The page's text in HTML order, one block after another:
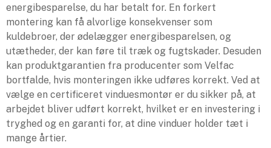
energibesparelse, du har betalt for. En forkert
montering kan få alvorlige konsekvenser som
kuldebroer, der ødelægger energibesparelsen, og
utætheder, der kan føre til træk og fugtskader. Desuden
kan produktgarantien fra producenter som Velfac
bortfalde, hvis monteringen ikke udføres korrekt. Ved at
vælge en certificeret vinduesmontør er du sikker på, at
arbejdet bliver udført korrekt, hvilket er en investering i
tryghed og en garanti for, at dine vinduer holder tæt i
mange årtier.